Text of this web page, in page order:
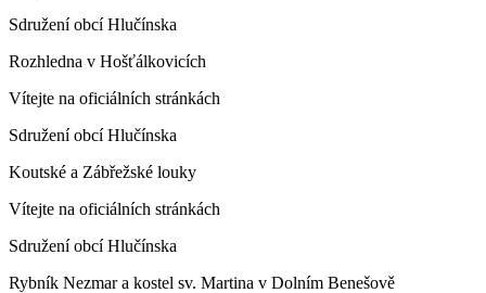
Sdružení obcí Hlučínska
Rozhledna v Hošťálkovicích
Vítejte na oficiálních stránkách
Sdružení obcí Hlučínska
Koutské a Zábřežské louky
Vítejte na oficiálních stránkách
Sdružení obcí Hlučínska
Rybník Nezmar a kostel sv. Martina v Dolním Benešově